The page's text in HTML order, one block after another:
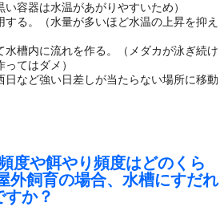
容器は水温があがりやすいため）
る。（水量が多いほど水温の上昇を抑え
水槽内に流れを作る。（メダカが泳ぎ続け
てはダメ）
日など強い日差しが当たらない場所に移動
度や餌やり頻度はどのくら
外飼育の場合、水槽にすだれ
か？